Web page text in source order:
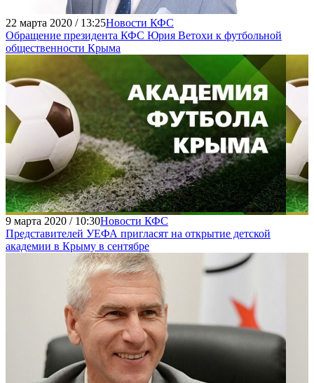
22 марта 2020 / 13:25Новости КФС
Обращение президента КФС Юрия Ветохи к футбольной
общественности Крыма
9 марта 2020 / 10:30Новости КФС
Представителей УЕФА пригласят на открытие детской
академии в Крыму в сентябре